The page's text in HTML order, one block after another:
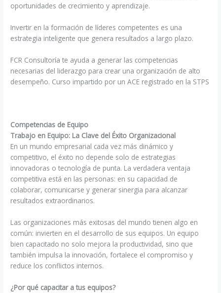
oportunidades de crecimiento y aprendizaje.
Invertir en la formación de líderes competentes es una
estrategia inteligente que genera resultados a largo plazo.
FCR Consultoría te ayuda a generar las competencias
necesarias del liderazgo para crear una organización de alto
desempeño. Curso impartido por un ACE registrado en la STPS
Competencias de Equipo
Trabajo en Equipo: La Clave del Éxito Organizacional
En un mundo empresarial cada vez más dinámico y
competitivo, el éxito no depende solo de estrategias
innovadoras o tecnología de punta. La verdadera ventaja
competitiva está en las personas: en su capacidad de
colaborar, comunicarse y generar sinergia para alcanzar
resultados extraordinarios.
Las organizaciones más exitosas del mundo tienen algo en
común: invierten en el desarrollo de sus equipos. Un equipo
bien capacitado no solo mejora la productividad, sino que
también impulsa la innovación, fortalece el compromiso y
reduce los conflictos internos.
¿Por qué capacitar a tus equipos?